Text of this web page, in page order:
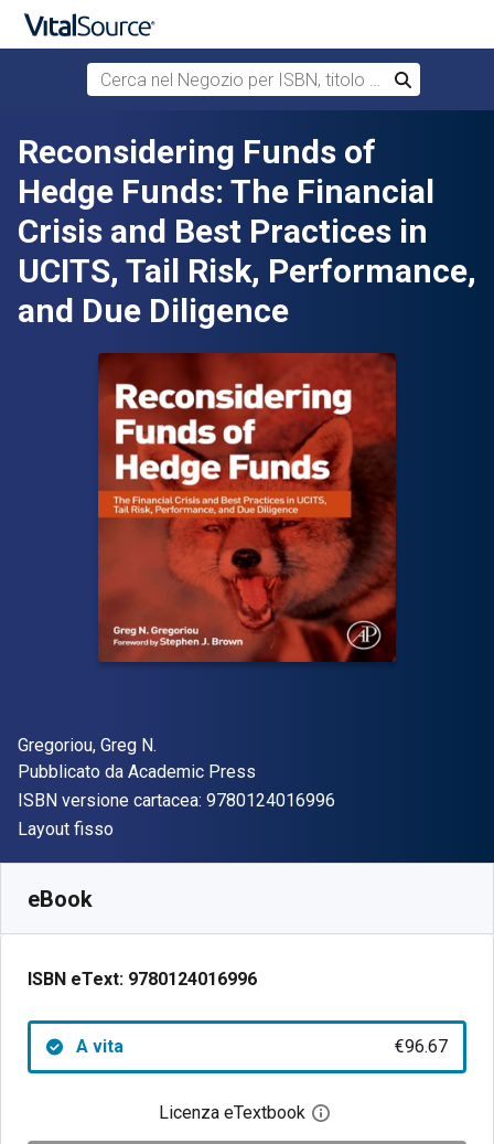
Passa al contenuto principale
Cerca nel Negozio per ISBN, titolo o autore
Cerca
Reconsidering Funds of
Hedge Funds: The Financial
Crisis and Best Practices in
UCITS, Tail Risk, Performance,
and Due Diligence
Autore(i)
Gregoriou, Greg N.
Editore
Pubblicato da Academic Press
ISBN versione cartacea: 9780124016996
Formato
Layout fisso
eBook
ISBN eText: 9780124016996
A vita €96.67
Licenza eTextbook Apri la finestra di